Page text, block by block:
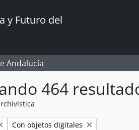
y Futuro del
Andalucía
464
Remove filter:
Con objetos digitales